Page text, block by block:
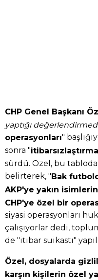
CHP Genel Başkanı
yaptığı
operasyonları"
sonra "
sürdü. Özel, bu
belirterek, "Bak
AKP'ye yakın
CHP'ye özel bir
siyasi operasyonları
çalışıyorlar dedi,
de "itibar suikastı"
Özel, dosyalarda
karşın kişilerin özel